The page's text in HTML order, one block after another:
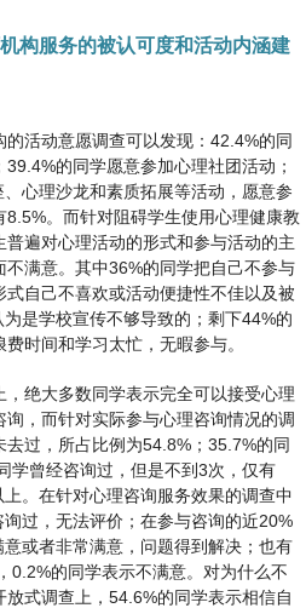
构服务的被认可度和活动内涵建
活动意愿调查可以发现：42.4%的同
的同学愿意参加心理社团活动；
心理沙龙和素质拓展等活动，愿意参
。而针对阻碍学生使用心理健康教
遍对心理活动的形式和参与活动的主
满意。其中36%的同学把自己不参与
自己不喜欢或活动便捷性不佳以及被
是学校宣传不够导致的；剩下44%的
时间和学习太忙，无暇参与。
绝大多数同学表示完全可以接受心理
，而针对实际参与心理咨询情况的调
过，所占比例为54.8%；35.7%的同
学曾经咨询过，但是不到3次，仅有
。在针对心理咨询服务效果的调查中
过，无法评价；在参与咨询的近20%
或者非常满意，问题得到解决；也有
0.2%的同学表示不满意。对为什么不
式调查上，54.6%的同学表示相信自